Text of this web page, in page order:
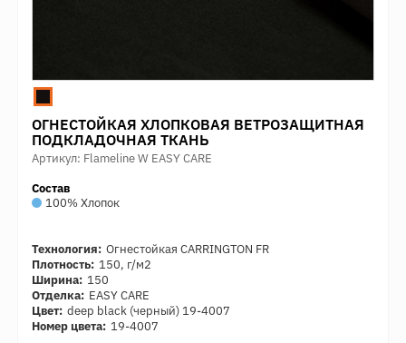
ОГНЕСТОЙКАЯ ХЛОПКОВАЯ ВЕТРОЗАЩИТНАЯ
ПОДКЛАДОЧНАЯ ТКАНЬ
Артикул: Flameline W EASY CARE
Состав
100% Хлопок
Технология: Огнестойкая CARRINGTON FR
Плотность: 150, г/м2
Ширина: 150
Отделка: EASY CARE
Цвет: deep black (черный) 19-4007
Номер цвета: 19-4007